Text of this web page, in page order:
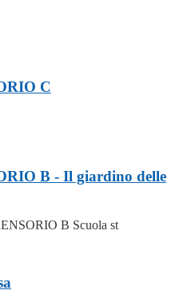
C
B - Il giardino delle
B Scuola st